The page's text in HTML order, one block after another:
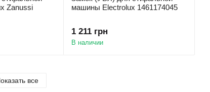
Zanussi
машины Electrolux 1461174045
1 211 грн
В наличии
все